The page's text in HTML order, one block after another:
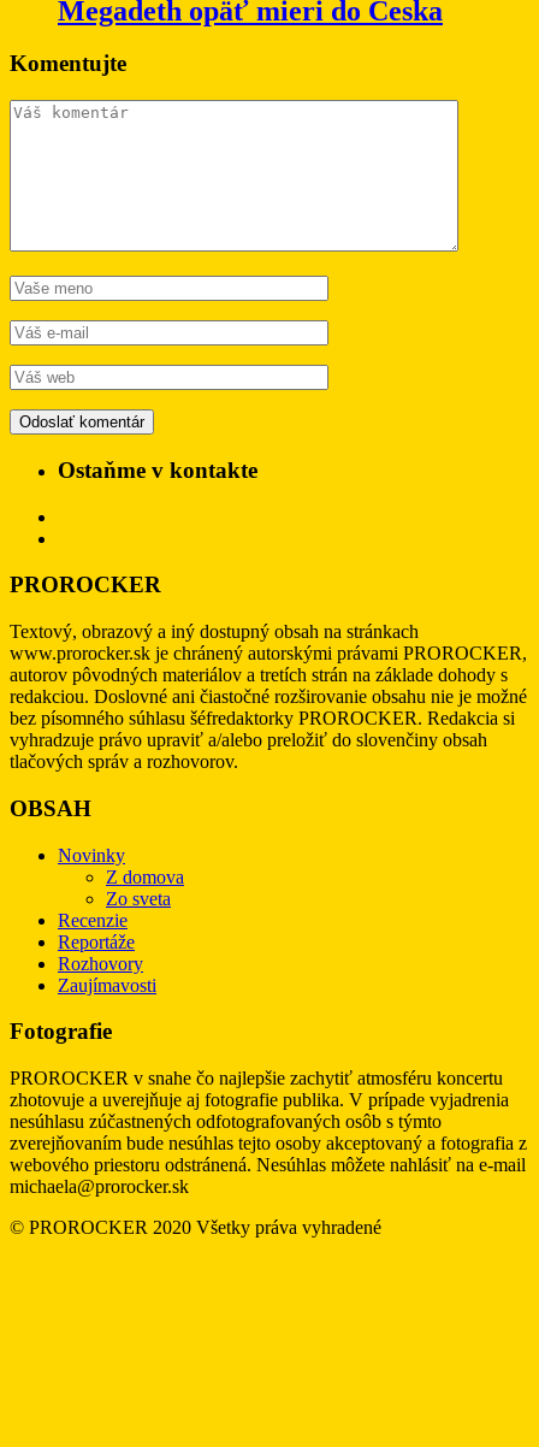
Megadeth opäť mieri do Česka
Komentujte
Ostaňme v kontakte
PROROCKER
Textový, obrazový a iný dostupný obsah na stránkach
www.prorocker.sk je chránený autorskými právami PROROCKER,
autorov pôvodných materiálov a tretích strán na základe dohody s
redakciou. Doslovné ani čiastočné rozširovanie obsahu nie je možné
bez písomného súhlasu šéfredaktorky PROROCKER. Redakcia si
vyhradzuje právo upraviť a/alebo preložiť do slovenčiny obsah
tlačových správ a rozhovorov.
OBSAH
Novinky
Z domova
Zo sveta
Recenzie
Reportáže
Rozhovory
Zaujímavosti
Fotografie
PROROCKER v snahe čo najlepšie zachytiť atmosféru koncertu
zhotovuje a uverejňuje aj fotografie publika. V prípade vyjadrenia
nesúhlasu zúčastnených odfotografovaných osôb s týmto
zverejňovaním bude nesúhlas tejto osoby akceptovaný a fotografia z
webového priestoru odstránená. Nesúhlas môžete nahlásiť na e-mail
michaela@prorocker.sk
© PROROCKER 2020 Všetky práva vyhradené